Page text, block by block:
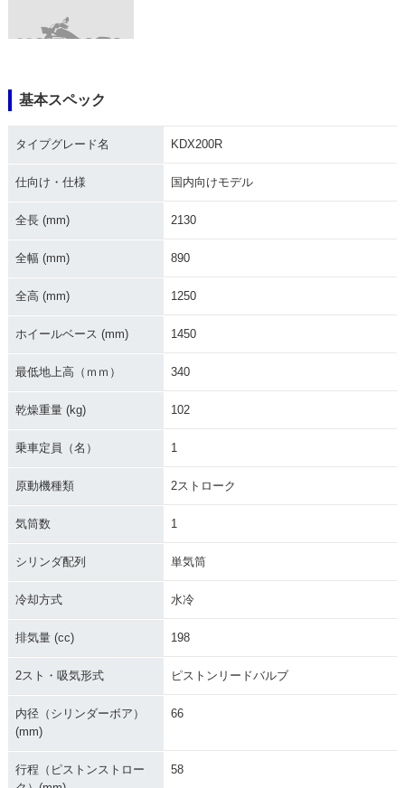
1988年 KDX200
基本スペック
タイプグレード名 KDX200R
仕向け・仕様 国内向けモデル
全長 (mm) 2130
全幅 (mm) 890
全高 (mm) 1250
ホイールベース (mm) 1450
最低地上高（ｍｍ） 340
乾燥重量 (kg) 102
乗車定員（名） 1
原動機種類 2ストローク
気筒数 1
シリンダ配列 単気筒
冷却方式 水冷
排気量 (cc) 198
2スト・吸気形式 ピストンリードバルブ
内径（シリンダーボア）
(mm)
66
行程（ピストンストロー
58